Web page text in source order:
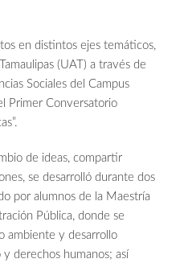
en distintos ejes temáticos,
(UAT) a través de
Sociales del Campus
Primer Conversatorio
de ideas, compartir
se desarrolló durante dos
por alumnos de la Maestría
Pública, donde se
ambiente y desarrollo
derechos humanos; así